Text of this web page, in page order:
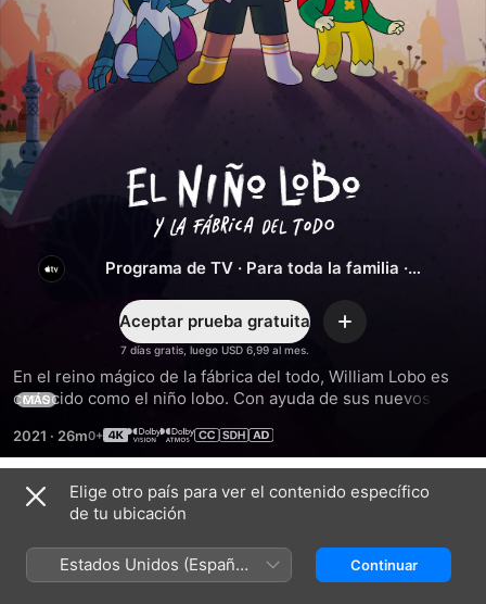
El
niño
lobo
y
la
fábrica
del
todo
Programa de TV · Para toda la familia ·
7 días gratis, luego USD 6,99 al mes.
Aceptar prueba gratuita Agregar
En el reino mágico de la fábrica del todo, William Lobo es
conocido como el niño lobo. Con ayuda de sus nuevos
para cambiar el mundo.
MÁS
2021 · 26m
Temporada 2
Elige otro país para ver el contenido específico
de tu ubicación
Estados Unidos (Español
México)
Continuar